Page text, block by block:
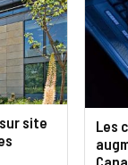
site
Les